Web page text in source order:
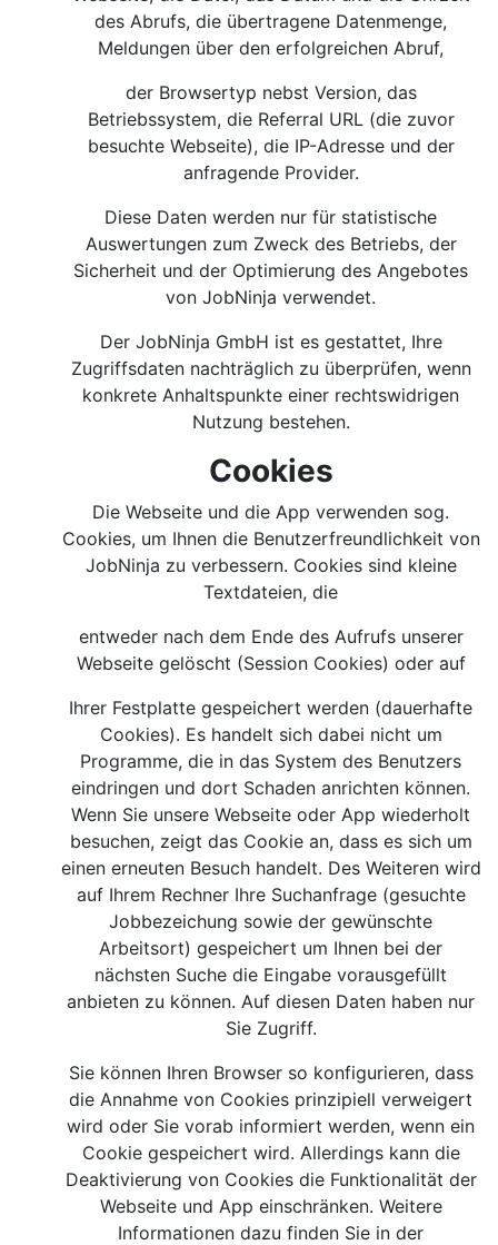
des Abrufs, die übertragene Datenmenge,
Meldungen über den erfolgreichen Abruf,
der Browsertyp nebst Version, das
Betriebssystem, die Referral URL (die zuvor
besuchte Webseite), die IP-Adresse und der
anfragende Provider.
Diese Daten werden nur für statistische
Auswertungen zum Zweck des Betriebs, der
Sicherheit und der Optimierung des Angebotes
von JobNinja verwendet.
Der JobNinja GmbH ist es gestattet, Ihre
Zugriffsdaten nachträglich zu überprüfen, wenn
konkrete Anhaltspunkte einer rechtswidrigen
Nutzung bestehen.
Cookies
Die Webseite und die App verwenden sog.
Cookies, um Ihnen die Benutzerfreundlichkeit von
JobNinja zu verbessern. Cookies sind kleine
Textdateien, die
entweder nach dem Ende des Aufrufs unserer
Webseite gelöscht (Session Cookies) oder auf
Ihrer Festplatte gespeichert werden (dauerhafte
Cookies). Es handelt sich dabei nicht um
Programme, die in das System des Benutzers
eindringen und dort Schaden anrichten können.
Wenn Sie unsere Webseite oder App wiederholt
besuchen, zeigt das Cookie an, dass es sich um
einen erneuten Besuch handelt. Des Weiteren wird
auf Ihrem Rechner Ihre Suchanfrage (gesuchte
Jobbezeichung sowie der gewünschte
Arbeitsort) gespeichert um Ihnen bei der
nächsten Suche die Eingabe vorausgefüllt
anbieten zu können. Auf diesen Daten haben nur
Sie Zugriff.
Sie können Ihren Browser so konfigurieren, dass
die Annahme von Cookies prinzipiell verweigert
wird oder Sie vorab informiert werden, wenn ein
Cookie gespeichert wird. Allerdings kann die
Deaktivierung von Cookies die Funktionalität der
Webseite und App einschränken. Weitere
Informationen dazu finden Sie in der